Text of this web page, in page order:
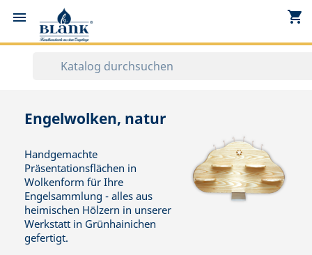
 shopping_cart
Engelwolken, natur
Handgemachte
Präsentationsflächen in
Wolkenform für Ihre
Engelsammlung - alles aus
heimischen Hölzern in unserer
Werkstatt in Grünhainichen
gefertigt.